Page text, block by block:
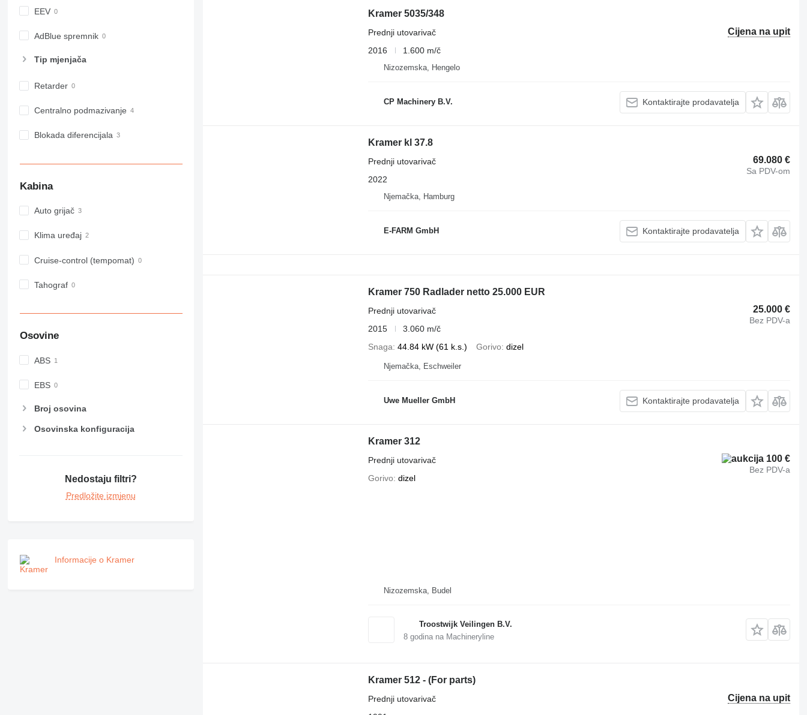
EEV
AdBlue spremnik
Tip mјenjača
Retarder
Centralno podmazivanje
Blokada diferencijala
Kabina
Auto grijač
Klima uređaj
Cruise-control (tempomat)
Tahograf
Osovine
ABS
EBS
Broj osovina
Osovinska konfiguracija
Nedostaju filtri?
Predložite izmjenu
Informacije o Kramer
Kramer 5035/348
Cijena na upit
Prednji utovarivač
2016
1.600 m/č
Nizozemska, Hengelo
CP Machinery B.V. Kontaktirajte prodavatelja
Kramer kl 37.8
69.080 €
Sa PDV-om
Prednji utovarivač
2022
Njemačka, Hamburg
E-FARM GmbH Kontaktirajte prodavatelja
Kramer 750 Radlader netto 25.000 EUR
25.000 €
Bez PDV-a
Prednji utovarivač
2015
3.060 m/č
Snaga 44.84 kW (61 k.s.) Gorivo dizel
Njemačka, Eschweiler
Uwe Mueller GmbH Kontaktirajte prodavatelja
Kramer 312
100 €
Bez PDV-a
Prednji utovarivač
Gorivo dizel
Nizozemska, Budel
Troostwijk Veilingen B.V.
8godina na Machineryline
Kramer 512 - (For parts)
Cijena na upit
Prednji utovarivač